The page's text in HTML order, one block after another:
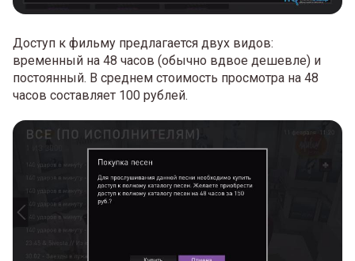
Доступ к фильму предлагается двух видов:
временный на 48 часов (обычно вдвое дешевле) и
постоянный. В среднем стоимость просмотра на 48
часов составляет 100 рублей.